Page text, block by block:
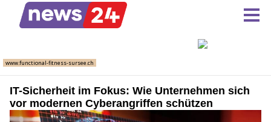
IT-Sicherheit im Fokus: Wie Unternehmen sich
vor modernen Cyberangriffen schützen